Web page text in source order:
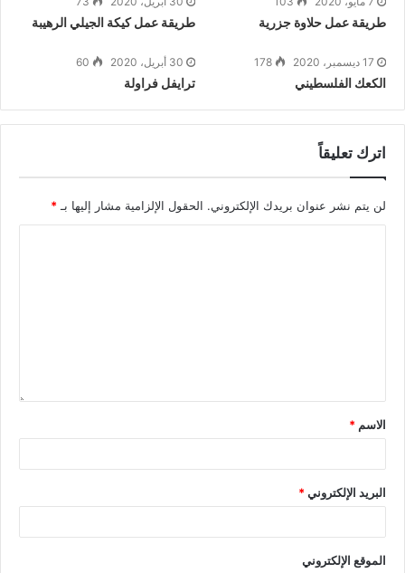
طريقة عمل حلاوة جزرية طريقة عمل كيكة الجيلي الرهيبة
17 ديسمبر، 2020 178
الكعك الفلسطيني
30 أبريل، 2020 60
ترايفل فراولة
اترك تعليقاً
لن يتم نشر عنوان بريدك الإلكتروني. الحقول الإلزامية مشار إليها بـ *
الاسم *
البريد الإلكتروني*
الموقع الإلكتروني